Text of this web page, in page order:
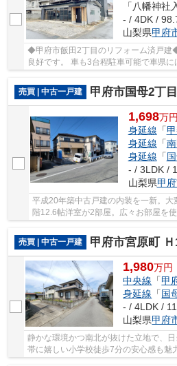
- / 4DK /
山梨県甲府
◆甲府市飯田2丁目のリフォーム済戸建
良好です。 車も3台程駐車可能で車県
売買 | 中古一戸建
甲府市国母2丁目 平成20年
1,698万円
身延線 「
身延線 「
身延線 「
- / 3LDK /
山梨県甲
平成20年築中古戸建の内装を一新。
階12.6帖洋室が2部屋。広々お部屋を
売買 | 中古一戸建
甲府市宮原町 Ｈ13年築中
1,980万円
中央線 「甲
身延線 「国
- / 4LDK /
山梨県甲府
静かな環境かつ南北が抜けた立地で、
帯に嬉しい小学校徒歩7分の安心感も魅